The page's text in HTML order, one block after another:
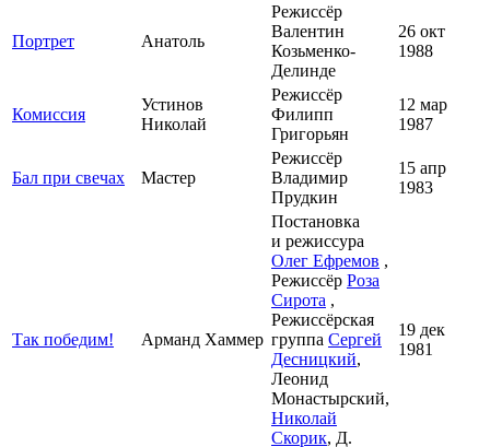
Портрет Анатоль
Режиссёр
Валентин
Козьменко-
Делинде
26 окт
1988
Комиссия
Устинов
Николай
Режиссёр
Филипп
Григорьян
12 мар
1987
Бал при свечах Мастер
Режиссёр
Владимир
Прудкин
15 апр
1983
Так победим! Арманд Хаммер
Постановка
и режиссура
Олег Ефремов ,
Режиссёр Роза
Сирота ,
Режиссёрская
группа Сергей
Десницкий,
Леонид
Монастырский,
Николай
Скорик, Д.
19 дек
1981